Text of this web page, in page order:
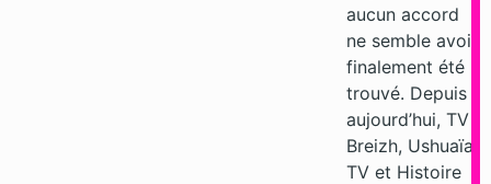
aucun accord
ne semble avoir
finalement été
trouvé. Depuis
aujourd’hui, TV
Breizh, Ushuaïa
TV et Histoire